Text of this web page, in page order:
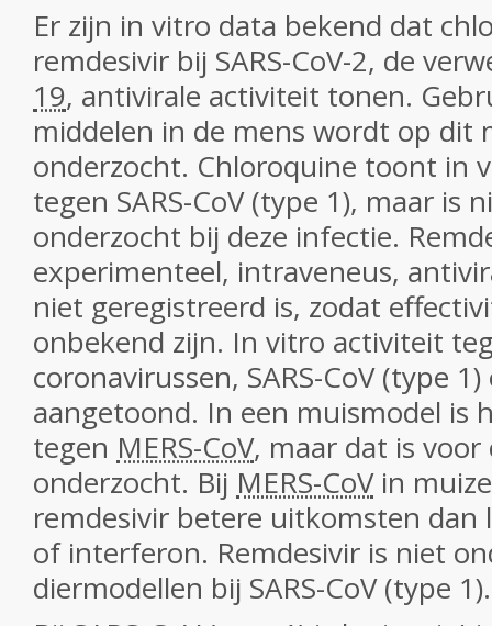
Er zijn in vitro data bekend dat
remdesivir bij SARS-CoV-2, de
19, antivirale activiteit tonen.
middelen in de mens wordt op dit
onderzocht. Chloroquine toont in
tegen SARS-CoV (type 1), maar is
onderzocht bij deze infectie.
experimenteel, intraveneus,
niet geregistreerd is, zodat
onbekend zijn. In vitro activiteit
coronavirussen, SARS-CoV (type
aangetoond. In een muismodel is
tegen MERS-CoV, maar dat is
onderzocht. Bij MERS-CoVin
remdesivir betere uitkomsten
of interferon. Remdesivir is niet
diermodellen bij SARS-CoV (type 1).